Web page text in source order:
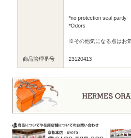
*no protection seal partly
*Odors
※その他気になる点はお
商品管理番号 23120413